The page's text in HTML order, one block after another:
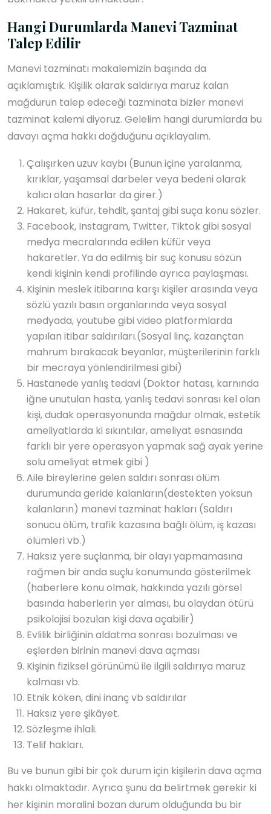
Hangi Durumlarda Manevi Tazminat
Talep Edilir
Manevi tazminatı makalemizin başında da
açıklamıştık. Kişilik olarak saldırıya maruz kalan
mağdurun talep edeceği tazminata bizler manevi
tazminat kalemi diyoruz. Gelelim hangi durumlarda bu
davayı açma hakkı doğduğunu açıklayalım.
Çalışırken uzuv kaybı (Bunun içine yaralanma,
kırıklar, yaşamsal darbeler veya bedeni olarak
kalıcı olan hasarlar da girer.)
Hakaret, küfür, tehdit, şantaj gibi suça konu sözler.
Facebook, Instagram, Twitter, Tiktok gibi sosyal
medya mecralarında edilen küfür veya
hakaretler. Ya da edilmiş bir suç konusu sözün
kendi kişinin kendi profilinde ayrıca paylaşması.
Kişinin meslek itibarına karşı kişiler arasında veya
sözlü yazılı basın organlarında veya sosyal
medyada, youtube gibi video platformlarda
yapılan itibar saldırıları.(Sosyal linç, kazançtan
mahrum bırakacak beyanlar, müşterilerinin farklı
bir mecraya yönlendirilmesi gibi)
Hastanede yanlış tedavi (Doktor hatası, karnında
iğne unutulan hasta, yanlış tedavi sonrası kel olan
kişi, dudak operasyonunda mağdur olmak, estetik
ameliyatlarda ki sıkıntılar, ameliyat esnasında
farklı bir yere operasyon yapmak sağ ayak yerine
solu ameliyat etmek gibi )
Aile bireylerine gelen saldırı sonrası ölüm
durumunda geride kalanların(destekten yoksun
kalanların) manevi tazminat hakları (Saldırı
sonucu ölüm, trafik kazasına bağlı ölüm, iş kazası
ölümleri vb.)
Haksız yere suçlanma, bir olayı yapmamasına
rağmen bir anda suçlu konumunda gösterilmek
(haberlere konu olmak, hakkında yazılı görsel
basında haberlerin yer alması, bu olaydan ötürü
psikolojisi bozulan kişi dava açabilir)
Evlilik birliğinin aldatma sonrası bozulması ve
eşlerden birinin manevi dava açması
Kişinin fiziksel görünümü ile ilgili saldırıya maruz
kalması vb.
Etnik köken, dini inanç vb saldırılar
Haksız yere şikâyet.
Sözleşme ihlali.
Telif hakları.
Bu ve bunun gibi bir çok durum için kişilerin dava açma
hakkı olmaktadır. Ayrıca şunu da belirtmek gerekir ki
her kişinin moralini bozan durum olduğunda bu bir